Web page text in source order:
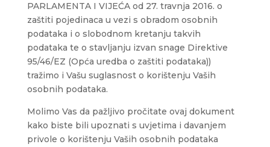
PARLAMENTA I VIJEĆA od 27. travnja 2016. o
zaštiti pojedinaca u vezi s obradom osobnih
podataka i o slobodnom kretanju takvih
podataka te o stavljanju izvan snage Direktive
95/46/EZ (Opća uredba o zaštiti podataka))
tražimo i Vašu suglasnost o korištenju Vaših
osobnih podataka.
Molimo Vas da pažljivo pročitate ovaj dokument
kako biste bili upoznati s uvjetima i davanjem
privole o korištenju Vaših osobnih podataka